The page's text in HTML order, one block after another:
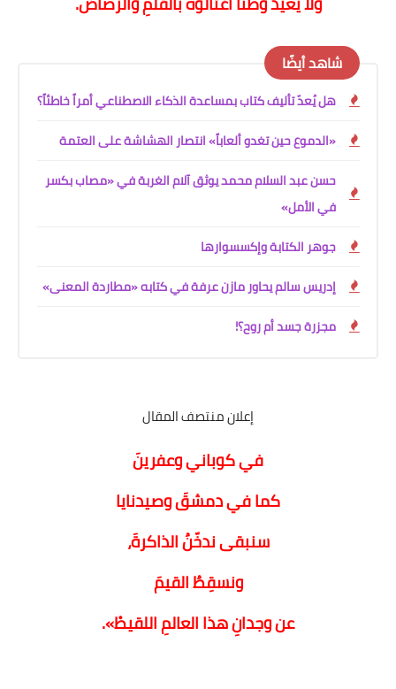
شاهد أيضًا
هل يُعدّ تأليف كتاب بمساعدة الذكاء الاصطناعي أمراً خاطئاً؟
«الدموع حين تغدو ألعاباً» انتصار الهشاشة على العتمة
حسن عبد السلام محمد يوثق آلام الغربة في «مصاب بكسر
في الأمل»
جوهر الكتابة وإكسسوارها
إدريس سالم يحاور مازن عرفة في كتابه «مطاردة المعنى»
مجزرة جسد أم روح؟!
إعلان منتصف المقال
في كوباني وعفرينَ
كما في دمشقَ وصيدنايا
سنبقى ندخّنُ الذاكرةَ،
ونسقِطُ القيمَ
عن وجدانِ هذا العالمِ اللقيطْ».